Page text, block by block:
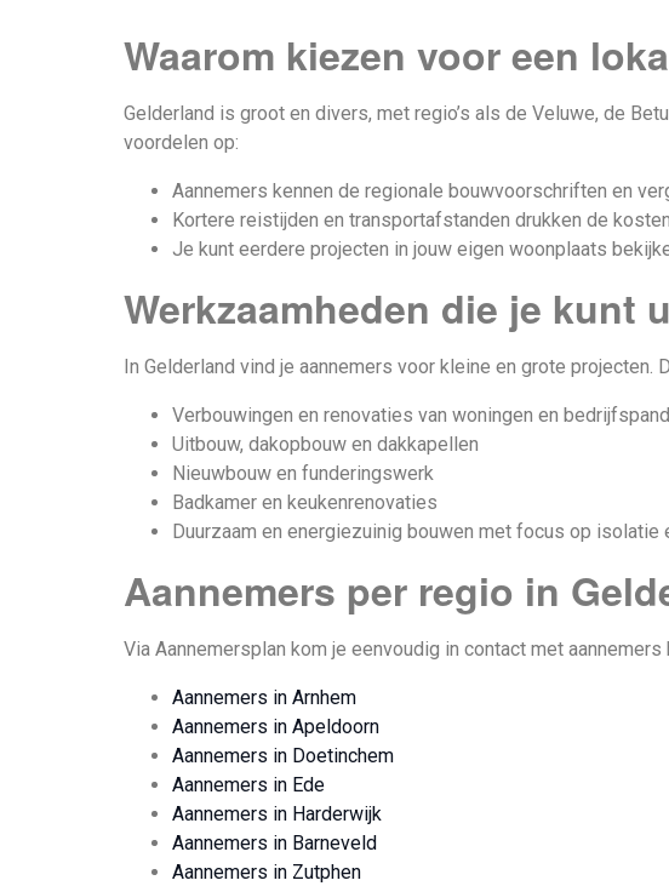
Waarom kiezen voor een
Gelderland is groot en divers, met regio’s als de Veluwe, de
voordelen op:
Aannemers kennen de regionale bouwvoorschriften en
Kortere reistijden en transportafstanden drukken de kosten
Je kunt eerdere projecten in jouw eigen woonplaats
Werkzaamheden die je kunt
In Gelderland vind je aannemers voor kleine en grote projecten.
Verbouwingen en renovaties van woningen en
Uitbouw, dakopbouw en dakkapellen
Nieuwbouw en funderingswerk
Badkamer en keukenrenovaties
Duurzaam en energiezuinig bouwen met focus op isolatie
Aannemers per regio in
Via Aannemersplan kom je eenvoudig in contact met
Aannemers in Arnhem
Aannemers in Apeldoorn
Aannemers in Doetinchem
Aannemers in Ede
Aannemers in Harderwijk
Aannemers in Barneveld
Aannemers in Zutphen